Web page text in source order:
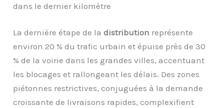
dans le dernier kilomètre
La dernière étape de ladistribution représente
environ 20 % du trafic urbain et épuise près de 30
% de la voirie dans les grandes villes, accentuant
les blocages et rallongeant les délais. Des zones
piétonnes restrictives, conjuguées à la demande
croissante de livraisons rapides, complexifient